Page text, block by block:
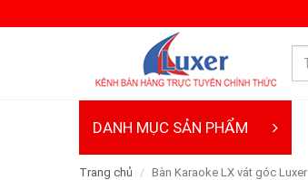
DANH MỤC SẢN PHẨM
Trang chủ Bàn Karaoke LX vát góc Luxer